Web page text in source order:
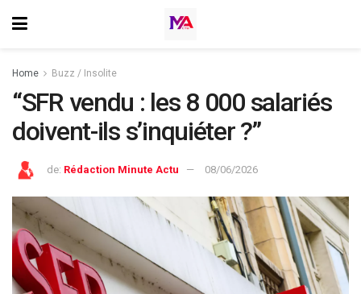
Home Buzz / Insolite
“SFR vendu : les 8 000 salariés
doivent-ils s’inquiéter ?”
de: Rédaction Minute Actu 08/06/2026